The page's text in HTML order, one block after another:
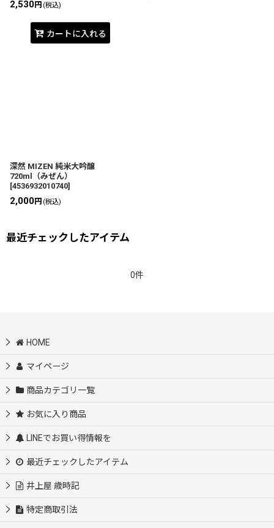
2,530円 (税込)
カートに入れる
深然 MIZEN 純米大吟醸
720ml（みぜん）
[4536932010740]
2,000円 (税込)
最近チェックしたアイテム
0件
HOME
マイページ
商品カテゴリ一覧
お気に入り商品
LINEでお買い得情報を
最近チェックしたアイテム
井上屋 歳時記
特定商取引法